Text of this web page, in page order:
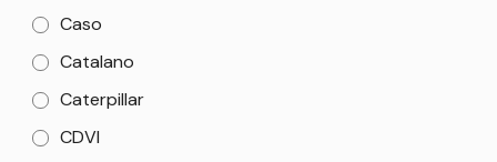
Caso
Catalano
Caterpillar
CDVI